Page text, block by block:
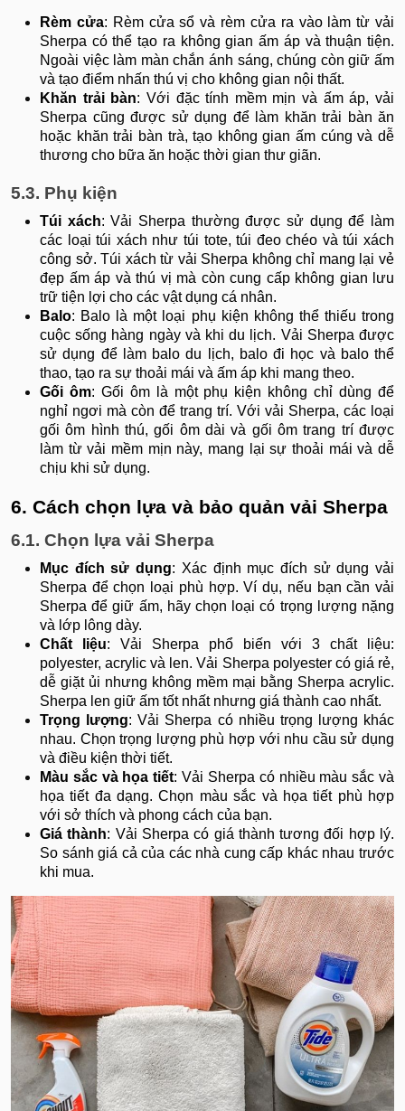
Rèm cửa: Rèm cửa sổ và rèm cửa ra vào làm từ vải
Sherpa có thể tạo ra không gian ấm áp và thuận tiện.
Ngoài việc làm màn chắn ánh sáng, chúng còn giữ ấm
và tạo điểm nhấn thú vị cho không gian nội thất.
Khăn trải bàn: Với đặc tính mềm mịn và ấm áp, vải
Sherpa cũng được sử dụng để làm khăn trải bàn ăn
hoặc khăn trải bàn trà, tạo không gian ấm cúng và dễ
thương cho bữa ăn hoặc thời gian thư giãn.
5.3. Phụ kiện
Túi xách: Vải Sherpa thường được sử dụng để làm
các loại túi xách như túi tote, túi đeo chéo và túi xách
công sở. Túi xách từ vải Sherpa không chỉ mang lại vẻ
đẹp ấm áp và thú vị mà còn cung cấp không gian lưu
trữ tiện lợi cho các vật dụng cá nhân.
Balo: Balo là một loại phụ kiện không thể thiếu trong
cuộc sống hàng ngày và khi du lịch. Vải Sherpa được
sử dụng để làm balo du lịch, balo đi học và balo thể
thao, tạo ra sự thoải mái và ấm áp khi mang theo.
Gối ôm: Gối ôm là một phụ kiện không chỉ dùng để
nghỉ ngơi mà còn để trang trí. Với vải Sherpa, các loại
gối ôm hình thú, gối ôm dài và gối ôm trang trí được
làm từ vải mềm mịn này, mang lại sự thoải mái và dễ
chịu khi sử dụng.
6. Cách chọn lựa và bảo quản vải Sherpa
6.1. Chọn lựa vải Sherpa
Mục đích sử dụng: Xác định mục đích sử dụng vải
Sherpa để chọn loại phù hợp. Ví dụ, nếu bạn cần vải
Sherpa để giữ ấm, hãy chọn loại có trọng lượng nặng
và lớp lông dày.
Chất liệu: Vải Sherpa phổ biến với 3 chất liệu:
polyester, acrylic và len. Vải Sherpa polyester có giá rẻ,
dễ giặt ủi nhưng không mềm mại bằng Sherpa acrylic.
Sherpa len giữ ấm tốt nhất nhưng giá thành cao nhất.
Trọng lượng: Vải Sherpa có nhiều trọng lượng khác
nhau. Chọn trọng lượng phù hợp với nhu cầu sử dụng
và điều kiện thời tiết.
Màu sắc và họa tiết: Vải Sherpa có nhiều màu sắc và
họa tiết đa dạng. Chọn màu sắc và họa tiết phù hợp
với sở thích và phong cách của bạn.
Giá thành: Vải Sherpa có giá thành tương đối hợp lý.
So sánh giá cả của các nhà cung cấp khác nhau trước
khi mua.